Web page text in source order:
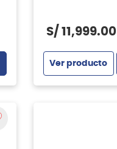
S/ 11 ,999.00
Ver producto